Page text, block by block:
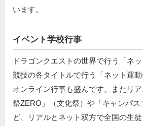
います。
イベント学校行事
ドラゴンクエストの世界で行う「ネ
競技の各タイトルで行う「ネット運
オンライン行事も盛んです。またリ
祭ZERO」（文化祭）や「キャンパ
ど、リアルとネット双方で全国の生